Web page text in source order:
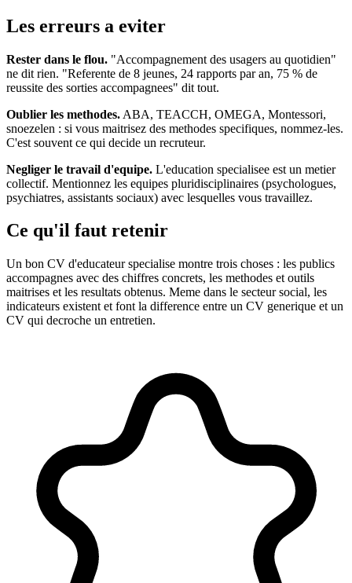
Les erreurs a eviter
Rester dans le flou. "Accompagnement des usagers au quotidien"
ne dit rien. "Referente de 8 jeunes, 24 rapports par an, 75 % de
reussite des sorties accompagnees" dit tout.
Oublier les methodes. ABA, TEACCH, OMEGA, Montessori,
snoezelen : si vous maitrisez des methodes specifiques, nommez-les.
C'est souvent ce qui decide un recruteur.
Negliger le travail d'equipe. L'education specialisee est un metier
collectif. Mentionnez les equipes pluridisciplinaires (psychologues,
psychiatres, assistants sociaux) avec lesquelles vous travaillez.
Ce qu'il faut retenir
Un bon CV d'educateur specialise montre trois choses : les publics
accompagnes avec des chiffres concrets, les methodes et outils
maitrises et les resultats obtenus. Meme dans le secteur social, les
indicateurs existent et font la difference entre un CV generique et un
CV qui decroche un entretien.